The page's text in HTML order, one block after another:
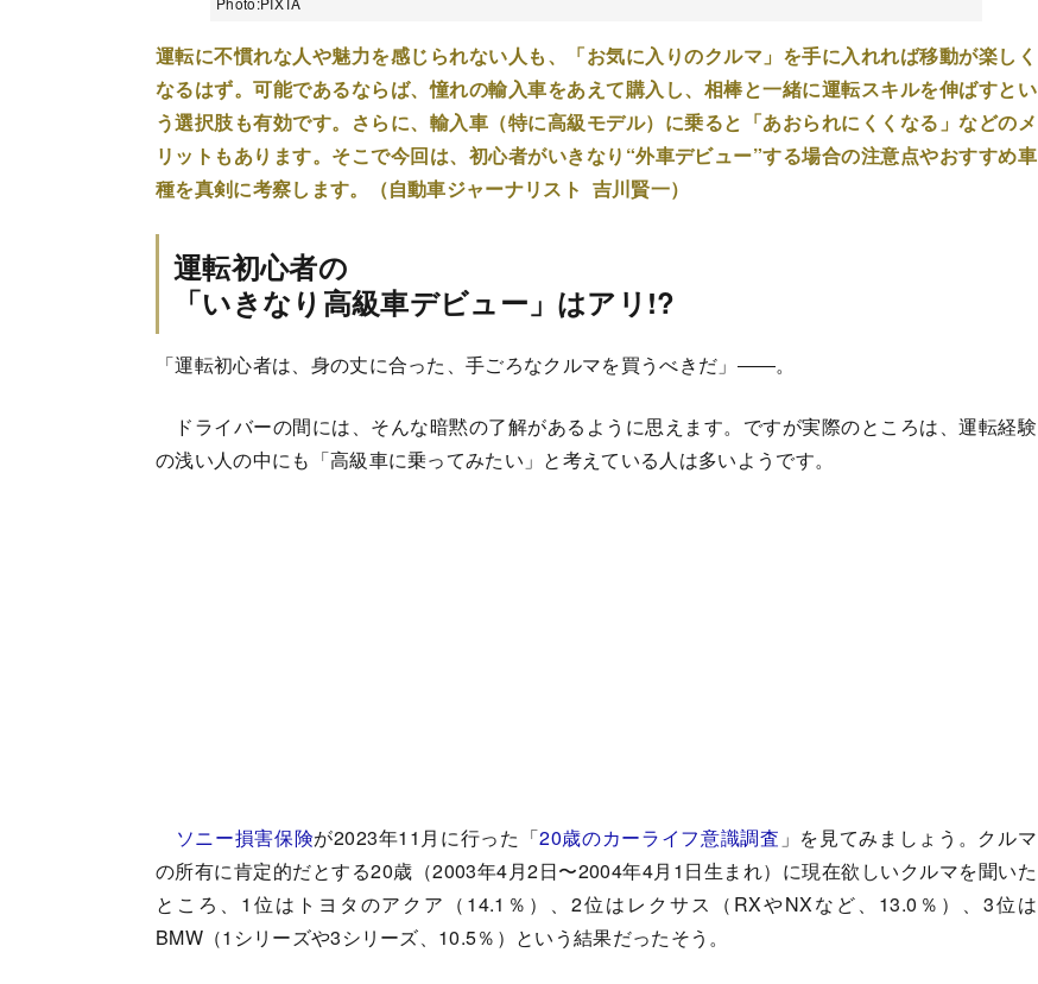
運転に不慣れな人や魅力を感じられない人も、「お気に入りのクルマ」を手に入れれば移動が楽しく
なるはず。可能であるならば、憧れの輸入車をあえて購入し、相棒と一緒に運転スキルを伸ばすとい
う選択肢も有効です。さらに、輸入車（特に高級モデル）に乗ると「あおられにくくなる」などのメ
リットもあります。そこで今回は、初心者がいきなり“外車デビュー”する場合の注意点やおすすめ車
種を真剣に考察します。（自動車ジャーナリスト 吉川賢一）
運転初心者の
「いきなり高級車デビュー」はアリ!?
「運転初心者は、身の丈に合った、手ごろなクルマを買うべきだ」――。
ドライバーの間には、そんな暗黙の了解があるように思えます。ですが実際のところは、運転経験
の浅い人の中にも「高級車に乗ってみたい」と考えている人は多いようです。
ソニー損害保険が2023年11月に行った「20歳のカーライフ意識調査 」を見てみましょう。クルマ
の所有に肯定的だとする20歳（2003年4月2日〜2004年4月1日生まれ）に現在欲しいクルマを聞いた
ところ、1位はトヨタのアクア（14.1％）、2位はレクサス（RXやNXなど、13.0％）、3位は
BMW（1シリーズや3シリーズ、10.5％）という結果だったそう。